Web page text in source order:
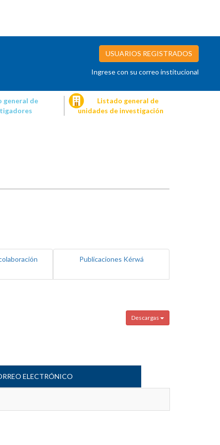
USUARIOS REGISTRADOS
Ingrese con su correo institucional
general de
Listado general de
unidades de investigación
Publicaciones Kérwá
Descargas
ELECTRÓNICO